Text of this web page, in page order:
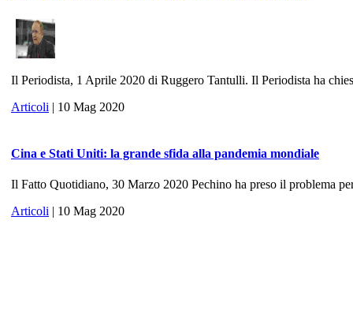
Il Periodista, 1 Aprile 2020 di Ruggero Tantulli. Il Periodista ha
Articoli | 10 Mag 2020
Cina e Stati Uniti: la grande sfida alla pandemia mondiale
Il Fatto Quotidiano, 30 Marzo 2020 Pechino ha preso il problema
Articoli | 10 Mag 2020